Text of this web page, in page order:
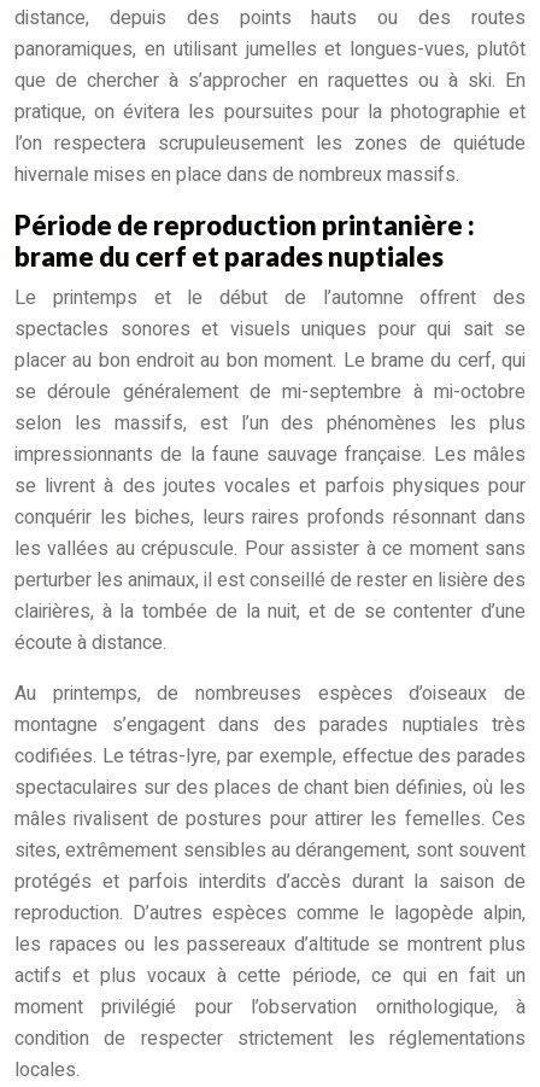
distance, depuis des points hauts ou des routes
panoramiques, en utilisant jumelles et longues-vues, plutôt
que de chercher à s’approcher en raquettes ou à ski. En
pratique, on évitera les poursuites pour la photographie et
l’on respectera scrupuleusement les zones de quiétude
hivernale mises en place dans de nombreux massifs.
Période de reproduction printanière :
brame du cerf et parades nuptiales
Le printemps et le début de l’automne offrent des
spectacles sonores et visuels uniques pour qui sait se
placer au bon endroit au bon moment. Le brame du cerf, qui
se déroule généralement de mi-septembre à mi-octobre
selon les massifs, est l’un des phénomènes les plus
impressionnants de la faune sauvage française. Les mâles
se livrent à des joutes vocales et parfois physiques pour
conquérir les biches, leurs raires profonds résonnant dans
les vallées au crépuscule. Pour assister à ce moment sans
perturber les animaux, il est conseillé de rester en lisière des
clairières, à la tombée de la nuit, et de se contenter d’une
écoute à distance.
Au printemps, de nombreuses espèces d’oiseaux de
montagne s’engagent dans des parades nuptiales très
codifiées. Le tétras-lyre, par exemple, effectue des parades
spectaculaires sur des places de chant bien définies, où les
mâles rivalisent de postures pour attirer les femelles. Ces
sites, extrêmement sensibles au dérangement, sont souvent
protégés et parfois interdits d’accès durant la saison de
reproduction. D’autres espèces comme le lagopède alpin,
les rapaces ou les passereaux d’altitude se montrent plus
actifs et plus vocaux à cette période, ce qui en fait un
moment privilégié pour l’observation ornithologique, à
condition de respecter strictement les réglementations
locales.